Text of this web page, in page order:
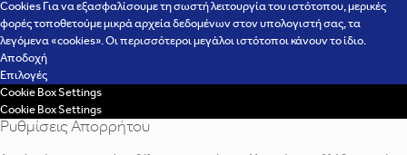
Cookies Για να εξασφαλίσουμε τη σωστή λειτουργία του ιστότοπου, μερικές
φορές τοποθετούμε μικρά αρχεία δεδομένων στον υπολογιστή σας, τα
λεγόμενα «cookies». Οι περισσότεροι μεγάλοι ιστότοποι κάνουν το ίδιο.
Αποδοχή
Επιλογές
Cookie Box Settings
Cookie Box Settings
Ρυθμίσεις Απορρήτου